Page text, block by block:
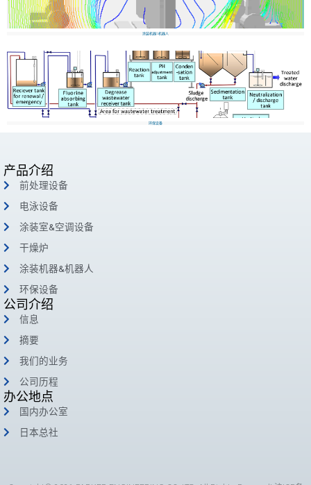
涂装机器&机器人
环保设备
产品介绍
前处理设备
电泳设备
涂装室&空调设备
干燥炉
涂装机器&机器人
环保设备
公司介绍
信息
摘要
我们的业务
公司历程
办公地点
国内办公室
日本总社